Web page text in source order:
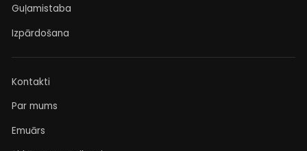
Guļamistaba
Izpārdošana
Kontakti
Par mums
Emuārs